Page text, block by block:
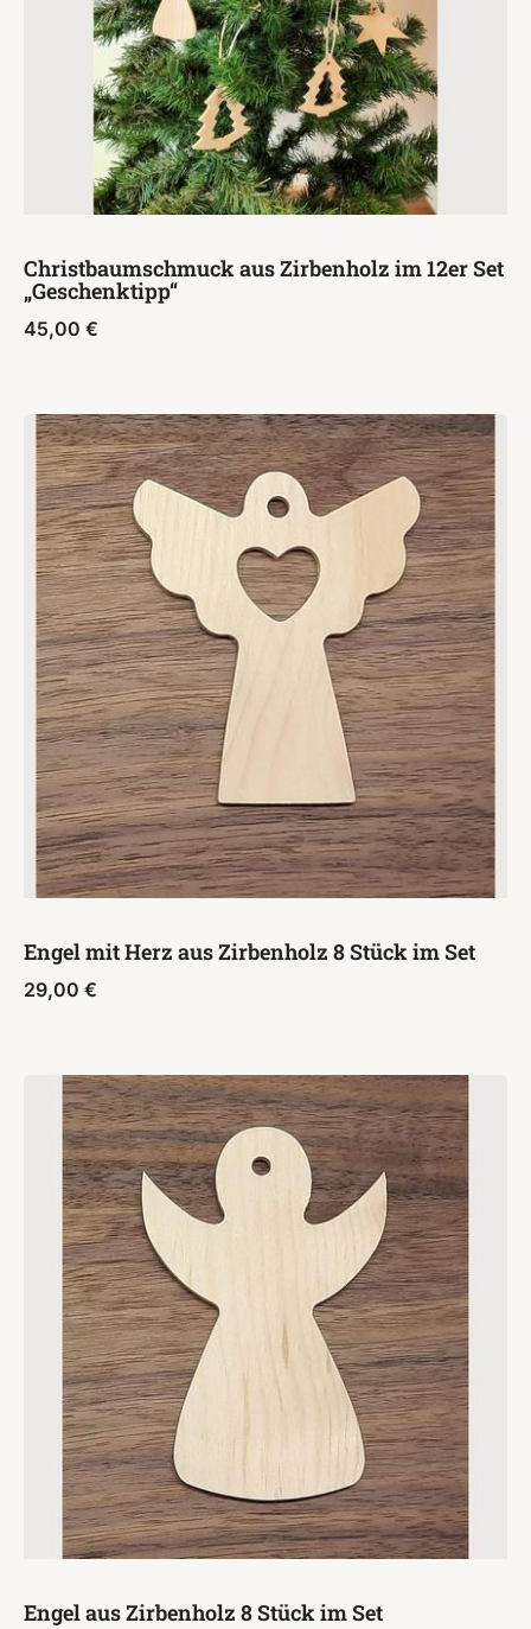
Christbaumschmuck aus Zirbenholz im 12er Set
„Geschenktipp“
45,00 €
Engel mit Herz aus Zirbenholz 8 Stück im Set
29,00 €
Engel aus Zirbenholz 8 Stück im Set